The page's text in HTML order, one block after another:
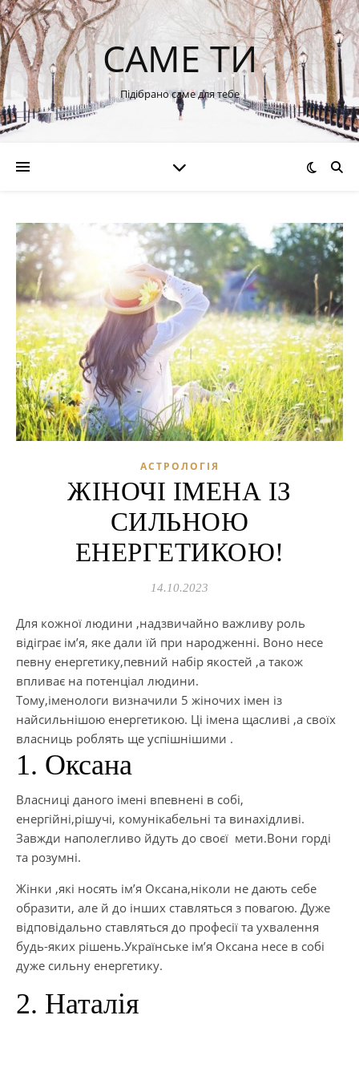
САМЕ ТИ
Підібрано саме для тебе
АСТРОЛОГІЯ
ЖІНОЧІ ІМЕНА ІЗ
СИЛЬНОЮ
ЕНЕРГЕТИКОЮ!
14.10.2023
Для кожної людини ,надзвичайно важливу роль
відіграє ім’я, яке дали їй при народженні. Воно несе
певну енергетику,певний набір якостей ,а також
впливає на потенціал людини.
Тому,іменологи визначили 5 жіночих імен із
найсильнішою енергетикою. Ці імена щасливі ,а своїх
власниць роблять ще успішнішими .
1. Оксана
Власниці даного імені впевнені в собі,
енергійні,рішучі, комунікабельні та винахідливі.
Завжди наполегливо йдуть до своєї мети.Вони горді
та розумні.
Жінки ,які носять ім’я Оксана,ніколи не дають себе
образити, але й до інших ставляться з повагою. Дуже
відповідально ставляться до професії та ухвалення
будь-яких рішень.Українське ім’я Оксана несе в собі
дуже сильну енергетику.
2. Наталія